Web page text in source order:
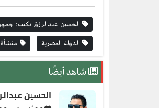
الحسين عبدالرازق يكتب:
الدولة المصرية
شاهد أيضًا
الحسين